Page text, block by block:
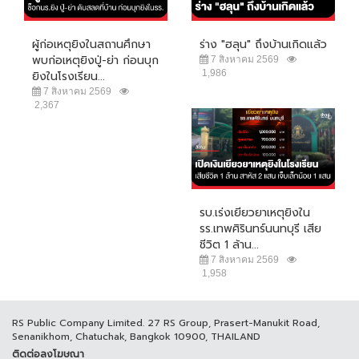
ผู้ก่อเหตุยิงในสถานศึกษา
พบก่อเหตุยิงปู่-ย่า ก่อนบุก
ยิงในโรงเรียน...
7 สิงหาคม 2569
2,367
ร่าง "ฮลุน" ถึงบ้านเกิดแล้ว
7 สิงหาคม 2569
1,986
รบ.เร่งเยียวยาเหตุยิงใน
รร.เทพศิรินทร์นนทบุรี เสีย
ชีวิต 1 ล้าน...
7 สิงหาคม 2569
1,958
RS Public Company Limited. 27 RS Group, Prasert-Manukit Road,
Senanikhom, Chatuchak, Bangkok 10900, THAILAND
ติดต่อลงโฆษณา